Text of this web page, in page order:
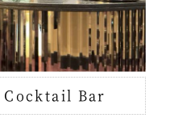
Cocktail Bar